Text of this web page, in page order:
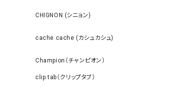
CHIGNON (シニョン)
cache cache (カシュカシュ)
Champion（チャンピオン）
clip.tab（クリップタブ）